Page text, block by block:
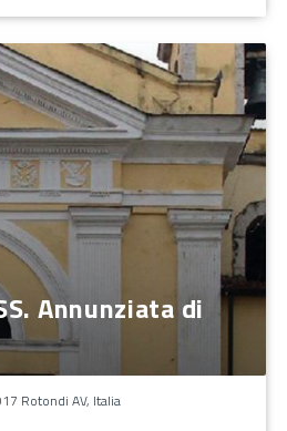
Annunziata di
Rotondi AV, Italia